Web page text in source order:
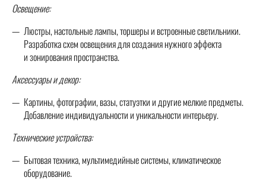
Освещение:
Люстры, настольные лампы, торшеры и встроенные светильники.
Разработка схем освещения для создания нужного эффекта
и зонирования пространства.
Аксессуары и декор:
Картины, фотографии, вазы, статуэтки и другие мелкие предметы.
Добавление индивидуальности и уникальности интерьеру.
Технические устройства:
Бытовая техника, мультимедийные системы, климатическое
оборудование.